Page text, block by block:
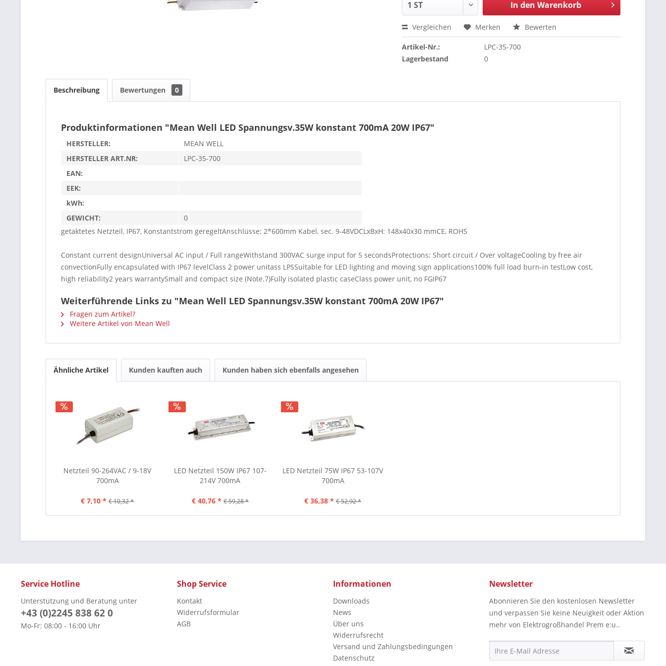
In den Warenkorb
Vergleichen Merken Bewerten
Artikel-Nr.:
LPC-35-700
Lagerbestand
0
Beschreibung Bewertungen 0
Produktinformationen "Mean Well LED Spannungsv.35W konstant 700mA 20W IP67"
HERSTELLER:
MEAN WELL
HERSTELLER ART.NR:
LPC-35-700
EAN:
EEK:
kWh:
GEWICHT:
0
getaktetes Netzteil, IP67, Konstantstrom geregeltAnschlüsse: 2*600mm Kabel, sec. 9-48VDCLxBxH: 148x40x30 mmCE, ROHS
Constant current designUniversal AC input / Full rangeWithstand 300VAC surge input for 5 secondsProtections: Short circuit / Over voltageCooling by free air
convectionFully encapsulated with IP67 levelClass 2 power unitass LPSSuitable for LED lighting and moving sign applications100% full load burn-in testLow cost,
high reliability2 years warrantySmall and compact size (Note.7)Fully isolated plastic caseClass power unit, no FGIP67
Weiterführende Links zu "Mean Well LED Spannungsv.35W konstant 700mA 20W IP67"
Fragen zum Artikel?
Weitere Artikel von Mean Well
Ähnliche Artikel Kunden kauften auch Kunden haben sich ebenfalls angesehen
Netzteil 90-264VAC / 9-18V
700mA
€ 7,10 * € 10,32 *
LED Netzteil 150W IP67 107-
214V 700mA
€ 40,76 * € 59,28 *
LED Netzteil 75W IP67 53-107V
700mA
€ 36,38 * € 52,92 *
Service Hotline
Unterstützung und Beratung unter
+43 (0)2245 838 62 0
Mo-Fr: 08:00 - 16:00 Uhr
Shop Service
Kontakt
Widerrufsformular
AGB
Informationen
Downloads
News
Über uns
Widerrufsrecht
Versand und Zahlungsbedingungen
Datenschutz
Newsletter
Abonnieren Sie den kostenlosen Newsletter
und verpassen Sie keine Neuigkeit oder Aktion
mehr von Elektrogroßhandel Prem e:u..